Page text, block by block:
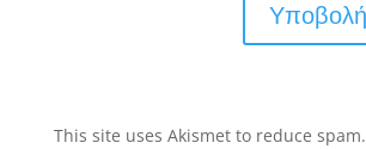
This site uses Akismet to reduce spam.